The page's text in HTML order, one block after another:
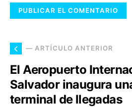
— ARTÍCULO ANTERIOR
El Aeropuerto
Salvador inaugura
terminal de llegadas